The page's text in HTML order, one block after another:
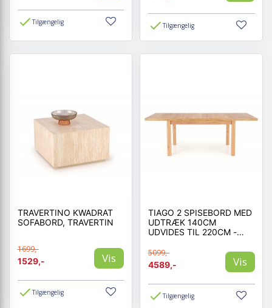
Tilgængelig Tilgængelig
TRAVERTINO KWADRAT
SOFABORD, TRAVERTIN
1699,-
1529,-
Vis
Tilgængelig
TIAGO 2 SPISEBORD MED
UDTRÆK 140CM
UDVIDES TIL 220CM -
5099,-
4589,-
Vis
Tilgængelig